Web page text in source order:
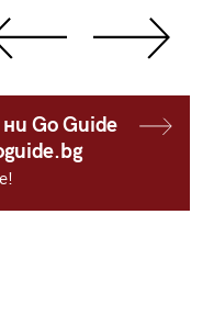
Go Guide